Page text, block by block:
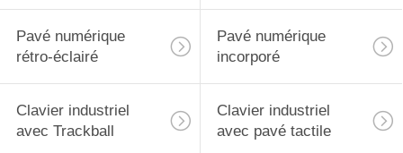
Pavé numérique
rétro-éclairé
Pavé numérique
incorporé
Clavier industriel
avec Trackball
Clavier industriel
avec pavé tactile